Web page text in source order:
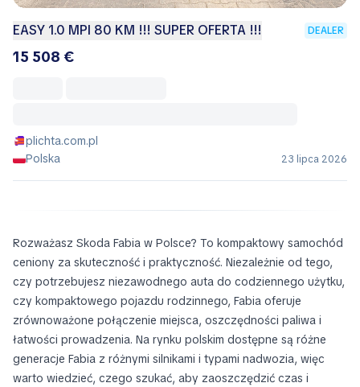
EASY 1.0 MPI 80 KM !!! SUPER OFERTA !!! DEALER
15 508 €
plichta.com.pl
Polska
23 lipca 2026
Rozważasz Skoda Fabia w Polsce? To kompaktowy samochód
ceniony za skuteczność i praktyczność. Niezależnie od tego,
czy potrzebujesz niezawodnego auta do codziennego użytku,
czy kompaktowego pojazdu rodzinnego, Fabia oferuje
zrównoważone połączenie miejsca, oszczędności paliwa i
łatwości prowadzenia. Na rynku polskim dostępne są różne
generacje Fabia z różnymi silnikami i typami nadwozia, więc
warto wiedzieć, czego szukać, aby zaoszczędzić czas i